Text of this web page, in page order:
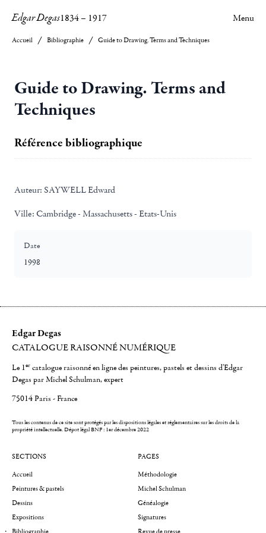
Edgar Degas1834– 1917 Menu
Accueil Bibliographie Guide to Drawing. Terms and Techniques
Guide to Drawing. Terms and
Techniques
Référence bibliographique
Auteur: SAYWELL Edward
Ville: Cambridge - Massachusetts - Etats-Unis
Date
1998
Edgar Degas
CATALOGUE RAISONNÉ NUMÉRIQUE
Le 1er catalogue raisonné en ligne des peintures, pastels et dessins d'Edgar
Degas par Michel Schulman, expert
75014 Paris - France
Tous les contenus de ce site sont protégés par les dispositions légales et réglementaires sur les droits de la
propriété intellectuelle.Dépot légal BNF : 1er décembre 2022
SECTIONS
Accueil
Peintures & pastels
Dessins
Expositions
PAGES
Méthodologie
Michel Schulman
Généalogie
Signatures